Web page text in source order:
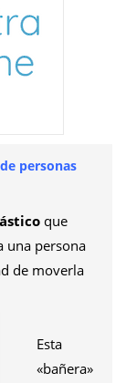
personas
que
una persona
de moverla
Esta
«bañera»